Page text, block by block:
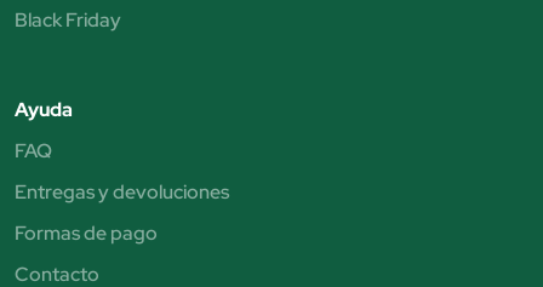
Black Friday
Ayuda
FAQ
Entregas y devoluciones
Formas de pago
Contacto